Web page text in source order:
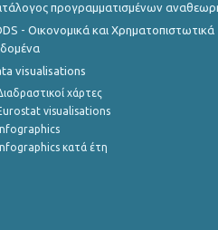
προγραμματισμένων
- Οικονομικά και Χρηματοπιστωτικά
visualisations
χάρτες
visualisations
Infographics
κατά έτη